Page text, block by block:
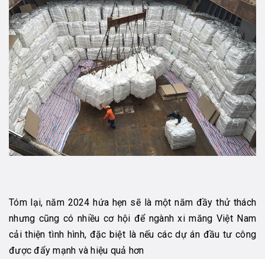
Tóm lại, năm 2024 hứa hẹn sẽ là một năm đầy thử thách
nhưng cũng có nhiều cơ hội để ngành xi măng Việt Nam
cải thiện tình hình, đặc biệt là nếu các dự án đầu tư công
được đẩy mạnh và hiệu quả hơn​